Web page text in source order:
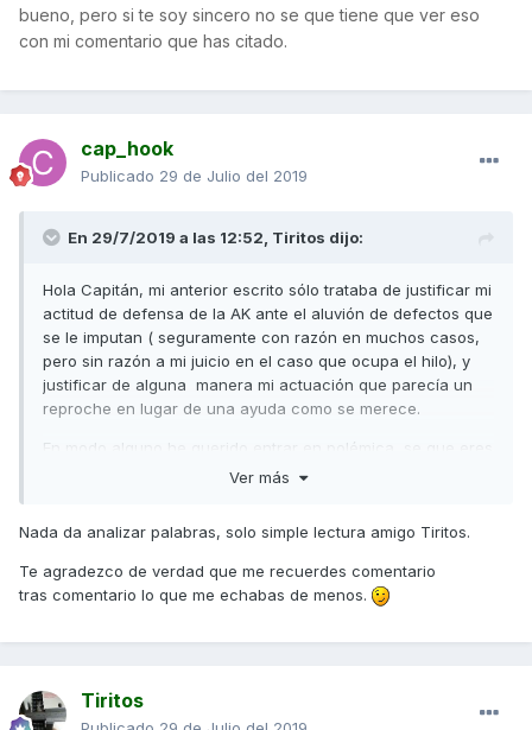
bueno, pero si te soy sincero no se que tiene que ver eso
con mi comentario que has citado.
cap_hook
Publicado 29 de Julio del 2019
En 29/7/2019 a las 12:52, Tiritos dijo:
Hola Capitán, mi anterior escrito sólo trataba de justificar mi
actitud de defensa de la AK ante el aluvión de defectos que
se le imputan ( seguramente con razón en muchos casos,
pero sin razón a mi juicio en el caso que ocupa el hilo), y
justificar de alguna manera mi actuación que parecía un
reproche en lugar de una ayuda como se merece.
En modo alguno he querido entrar en polémica, se que eres
un buen analizador de las palabras que se emplean y lo
menos, ja ja y encantado de verte otra vez en acción.
Ver más
Nada da analizar palabras, solo simple lectura amigo Tiritos.
Te agradezco de verdad que me recuerdes comentario
tras comentario lo que me echabas de menos.
Tiritos